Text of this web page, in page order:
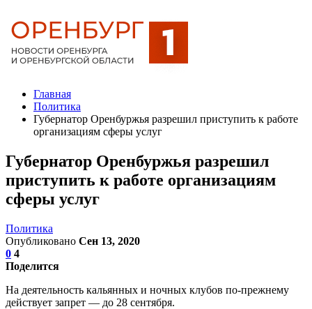
Главная
Политика
Губернатор Оренбуржья разрешил приступить к работе
организациям сферы услуг
Губернатор Оренбуржья разрешил
приступить к работе организациям
сферы услуг
Политика
Опубликовано Сен 13, 2020
0 4
Поделится
На деятельность кальянных и ночных клубов по-прежнему
действует запрет — до 28 сентября.